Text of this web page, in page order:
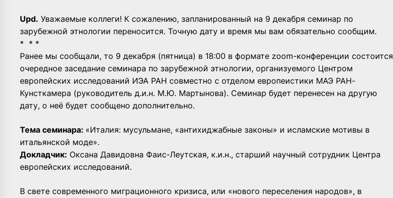
Upd. Уважаемые коллеги! К сожалению, запланированный на 9 декабря семинар по
зарубежной этнологии переносится. Точную дату и время мы вам обязательно сообщим.
* * *
Ранее мы сообщали, то 9 декабря (пятница) в 18:00 в формате zoom-конференции состоится
очередное заседание семинара по зарубежной этнологии, организуемого Центром
европейских исследований ИЭА РАН совместно с отделом европеистики МАЭ РАН-
Кунсткамера (руководитель д.и.н. М.Ю. Мартынова). Семинар будет перенесен на другую
дату, о неё будет сообщено дополнительно.
Тема семинара: «Италия: мусульмане, «антихиджабные законы» и исламские мотивы в
итальянской моде».
Докладчик: Оксана Давидовна Фаис-Леутская, к.и.н., старший научный сотрудник Центра
европейских исследований.
В свете современного миграционного кризиса, или «нового переселения народов», в